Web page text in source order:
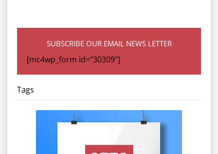
SUBSCRIBE OUR EMAIL NEWS LETTER
[mc4wp_form id="30309"]
Tags